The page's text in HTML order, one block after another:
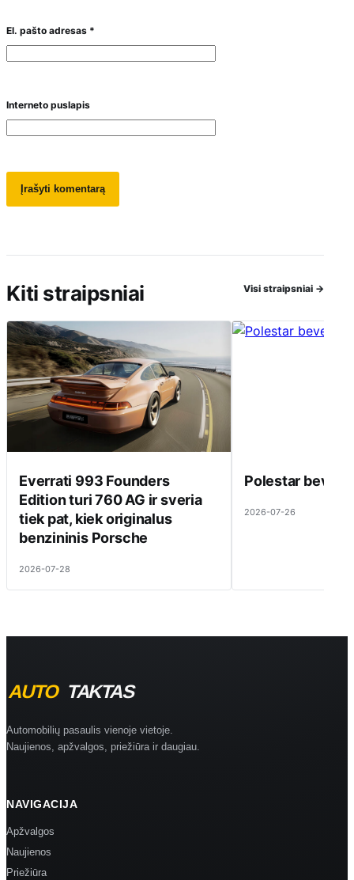
El. pašto adresas *
Interneto puslapis
Kiti straipsniai Visi straipsniai →
Everrati 993 Founders
Edition turi 760 AG ir sveria
tiek pat, kiek originalus
benzininis Porsche
2026-07-28
Polestar beveik
2026-07-26
Automobilių pasaulis vienoje vietoje.
Naujienos, apžvalgos, priežiūra ir daugiau.
NAVIGACIJA
Apžvalgos
Naujienos
Priežiūra